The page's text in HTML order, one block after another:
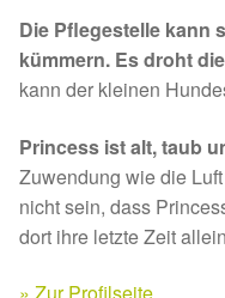
Juli bis
Spenden 2021
Juli bis
Die Pflegestelle kann
kümmern. Es droht
kann der kleinen
Princess ist alt, taub
Zuwendung wie die
nicht sein, dass
dort ihre letzte Zeit